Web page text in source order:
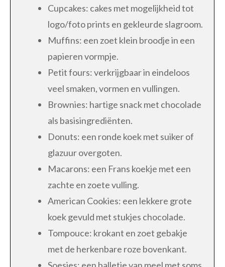
Cupcakes: cakes met mogelijkheid tot
logo/foto prints en gekleurde slagroom.
Muffins: een zoet klein broodje in een
papieren vormpje.
Petit fours: verkrijgbaar in eindeloos
veel smaken, vormen en vullingen.
Brownies: hartige snack met chocolade
als basisingrediënten.
Donuts: een ronde koek met suiker of
glazuur overgoten.
Macarons: een Frans koekje met een
zachte en zoete vulling.
American Cookies: een lekkere grote
koek gevuld met stukjes chocolade.
Tompouce: krokant en zoet gebakje
met de herkenbare roze bovenkant.
Soesjes: een balletje van meel met soms